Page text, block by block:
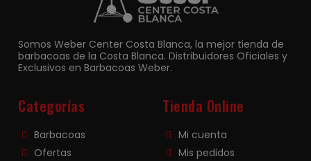
Somos Weber Center Costa Blanca, la mejor tienda de
barbacoas de la Costa Blanca. Distribuidores Oficiales y
Exclusivos en Barbacoas Weber.
Categorías
Barbacoas
Ofertas
Tienda Online
Mi cuenta
Mis pedidos